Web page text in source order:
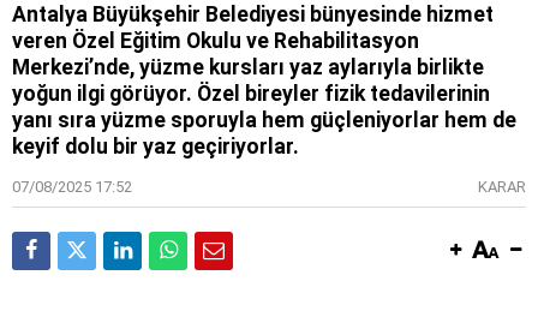
Antalya Büyükşehir Belediyesi bünyesinde hizmet
veren Özel Eğitim Okulu ve Rehabilitasyon
Merkezi’nde, yüzme kursları yaz aylarıyla birlikte
yoğun ilgi görüyor. Özel bireyler fizik tedavilerinin
yanı sıra yüzme sporuyla hem güçleniyorlar hem de
keyif dolu bir yaz geçiriyorlar.
07/08/2025 17:52 KARAR